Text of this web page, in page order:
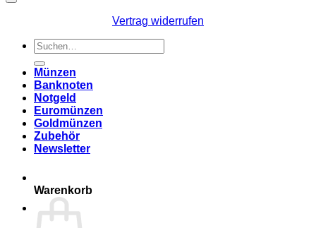
Warenkorb
Vertrag widerrufen
Suchen
nach:
Münzen
Banknoten
Notgeld
Euromünzen
Goldmünzen
Zubehör
Newsletter